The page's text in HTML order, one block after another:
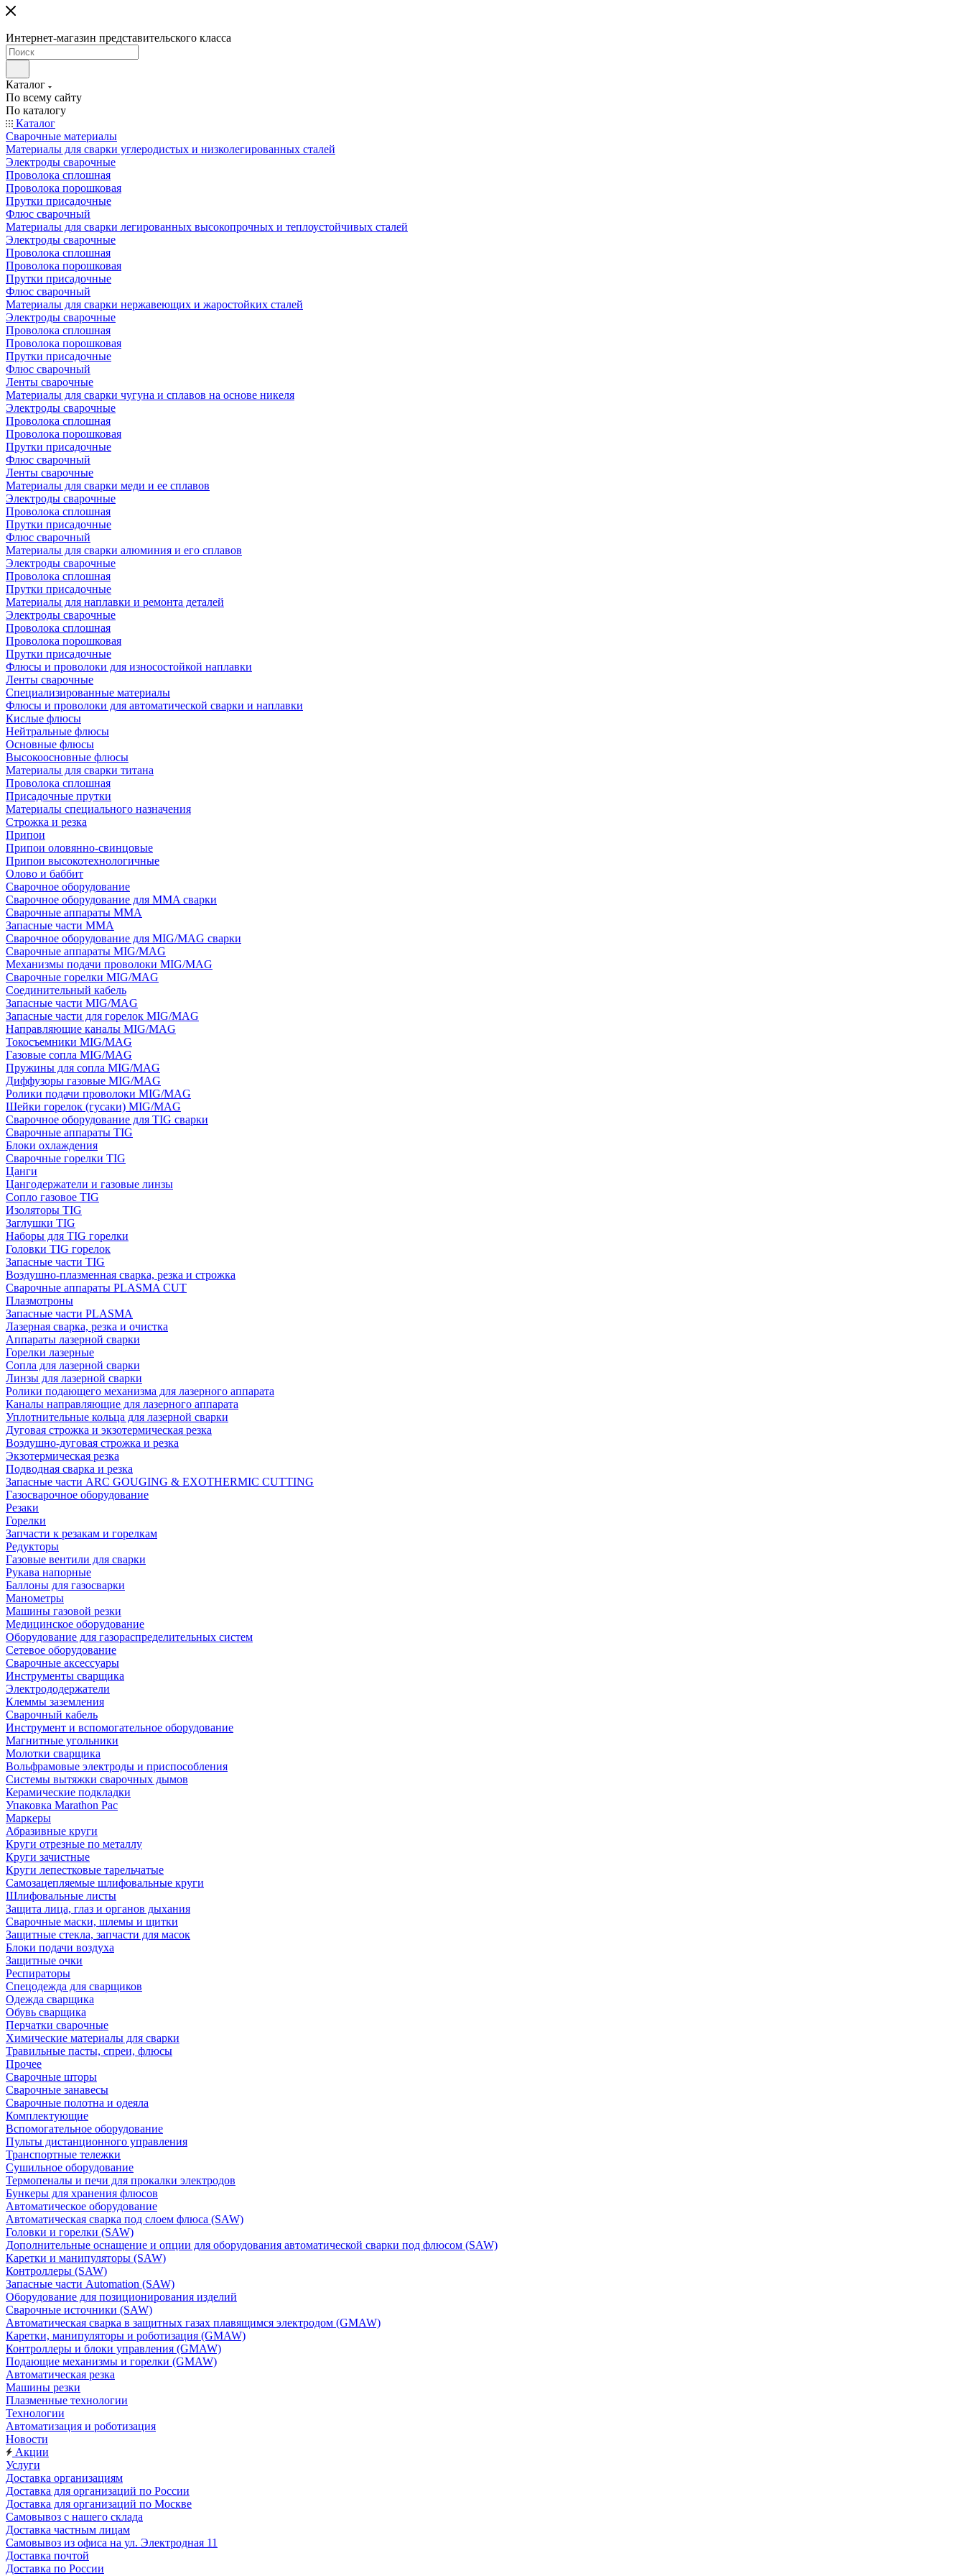
Интернет-магазин представительского класса
Каталог
По всему сайту
По каталогу
Каталог
Сварочные материалы
Материалы для сварки углеродистых и низколегированных сталей
Электроды сварочные
Проволока сплошная
Проволока порошковая
Прутки присадочные
Флюс сварочный
Материалы для сварки легированных высокопрочных и теплоустойчивых сталей
Электроды сварочные
Проволока сплошная
Проволока порошковая
Прутки присадочные
Флюс сварочный
Материалы для сварки нержавеющих и жаростойких сталей
Электроды сварочные
Проволока сплошная
Проволока порошковая
Прутки присадочные
Флюс сварочный
Ленты сварочные
Материалы для сварки чугуна и сплавов на основе никеля
Электроды сварочные
Проволока сплошная
Проволока порошковая
Прутки присадочные
Флюс сварочный
Ленты сварочные
Материалы для сварки меди и ее сплавов
Электроды сварочные
Проволока сплошная
Прутки присадочные
Флюс сварочный
Материалы для сварки алюминия и его сплавов
Электроды сварочные
Проволока сплошная
Прутки присадочные
Материалы для наплавки и ремонта деталей
Электроды сварочные
Проволока сплошная
Проволока порошковая
Прутки присадочные
Флюсы и проволоки для износостойкой наплавки
Ленты сварочные
Специализированные материалы
Флюсы и проволоки для автоматической сварки и наплавки
Кислые флюсы
Нейтральные флюсы
Основные флюсы
Высокоосновные флюсы
Материалы для сварки титана
Проволока сплошная
Присадочные прутки
Материалы специального назначения
Строжка и резка
Припои
Припои оловянно-свинцовые
Припои высокотехнологичные
Олово и баббит
Сварочное оборудование
Сварочное оборудование для MMA сварки
Сварочные аппараты MMA
Запасные части MMA
Сварочное оборудование для MIG/MAG сварки
Сварочные аппараты MIG/MAG
Механизмы подачи проволоки MIG/MAG
Сварочные горелки MIG/MAG
Соединительный кабель
Запасные части MIG/MAG
Запасные части для горелок MIG/MAG
Направляющие каналы MIG/MAG
Токосъемники MIG/MAG
Газовые сопла MIG/MAG
Пружины для сопла MIG/MAG
Диффузоры газовые MIG/MAG
Ролики подачи проволоки MIG/MAG
Шейки горелок (гусаки) MIG/MAG
Сварочное оборудование для TIG сварки
Сварочные аппараты TIG
Блоки охлаждения
Сварочные горелки TIG
Цанги
Цангодержатели и газовые линзы
Сопло газовое TIG
Изоляторы TIG
Заглушки TIG
Наборы для TIG горелки
Головки TIG горелок
Запасные части TIG
Воздушно-плазменная сварка, резка и строжка
Сварочные аппараты PLASMA CUT
Плазмотроны
Запасные части PLASMA
Лазерная сварка, резка и очистка
Аппараты лазерной сварки
Горелки лазерные
Сопла для лазерной сварки
Линзы для лазерной сварки
Ролики подающего механизма для лазерного аппарата
Каналы направляющие для лазерного аппарата
Уплотнительные кольца для лазерной сварки
Дуговая строжка и экзотермическая резка
Воздушно-дуговая строжка и резка
Экзотермическая резка
Подводная сварка и резка
Запасные части ARC GOUGING & EXOTHERMIC CUTTING
Газосварочное оборудование
Резаки
Горелки
Запчасти к резакам и горелкам
Редукторы
Газовые вентили для сварки
Рукава напорные
Баллоны для газосварки
Манометры
Машины газовой резки
Медицинское оборудование
Оборудование для газораспределительных систем
Сетевое оборудование
Сварочные аксессуары
Инструменты сварщика
Электрододержатели
Клеммы заземления
Сварочный кабель
Инструмент и вспомогательное оборудование
Магнитные угольники
Молотки сварщика
Вольфрамовые электроды и приспособления
Системы вытяжки сварочных дымов
Керамические подкладки
Упаковка Marathon Pac
Маркеры
Абразивные круги
Круги отрезные по металлу
Круги зачистные
Круги лепестковые тарельчатые
Самозацепляемые шлифовальные круги
Шлифовальные листы
Защита лица, глаз и органов дыхания
Сварочные маски, шлемы и щитки
Защитные стекла, запчасти для масок
Блоки подачи воздуха
Защитные очки
Респираторы
Спецодежда для сварщиков
Одежда сварщика
Обувь сварщика
Перчатки сварочные
Химические материалы для сварки
Травильные пасты, спреи, флюсы
Прочее
Сварочные шторы
Сварочные занавесы
Сварочные полотна и одеяла
Комплектующие
Вспомогательное оборудование
Пульты дистанционного управления
Транспортные тележки
Сушильное оборудование
Термопеналы и печи для прокалки электродов
Бункеры для хранения флюсов
Автоматическое оборудование
Автоматическая сварка под слоем флюса (SAW)
Головки и горелки (SAW)
Дополнительные оснащение и опции для оборудования автоматической сварки под флюсом (SAW)
Каретки и манипуляторы (SAW)
Контроллеры (SAW)
Запасные части Automation (SAW)
Оборудование для позиционирования изделий
Сварочные источники (SAW)
Автоматическая сварка в защитных газах плавящимся электродом (GMAW)
Каретки, манипуляторы и роботизация (GMAW)
Контроллеры и блоки управления (GMAW)
Подающие механизмы и горелки (GMAW)
Автоматическая резка
Машины резки
Плазменные технологии
Технологии
Автоматизация и роботизация
Новости
Акции
Услуги
Доставка организациям
Доставка для организаций по России
Доставка для организаций по Москве
Самовывоз с нашего склада
Доставка частным лицам
Самовывоз из офиса на ул. Электродная 11
Доставка почтой
Доставка по России